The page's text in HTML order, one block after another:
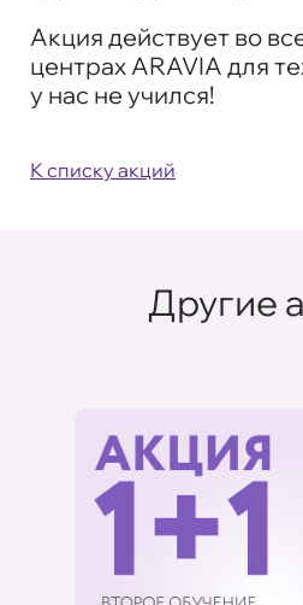
Акция действует во
центрах ARAVIA для
у нас не учился!
К списку акций
Другие